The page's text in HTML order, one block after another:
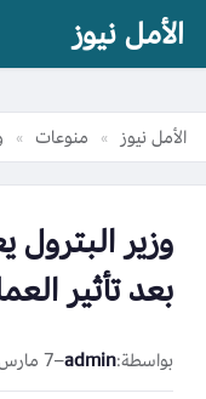
الأمل نيوز
الأمل نيوز » منوعات »
وزير البترول
بعد تأثير
بواسطة:admin
–7 مارس، 2026 1:36 مساءً